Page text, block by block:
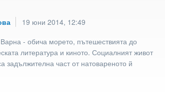
19 юни 2014, 12:49
- обича морето, пътешествията до
литература и киното. Социалният живот
задължителна част от натовареното й